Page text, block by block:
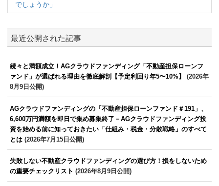
でしょうか」
最近公開された記事
続々と満額成立！AGクラウドファンディング「不動産担保ローンフ
ァンド」が選ばれる理由を徹底解剖【予定利回り年5〜10%】
(2026年
8月9日公開)
AGクラウドファンディングの「不動産担保ローンファンド＃191」、
6,600万円満額を即日で集め募集終了－AGクラウドファンディング投
資を始める前に知っておきたい「仕組み・税金・分散戦略」のすべて
とは (2026年7月15日公開)
失敗しない不動産クラウドファンディングの選び方！損をしないため
の重要チェックリスト (2026年8月9日公開)